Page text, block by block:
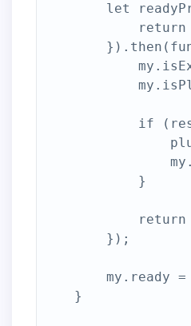
let
if
            }
return
        });
my.ready =
    }